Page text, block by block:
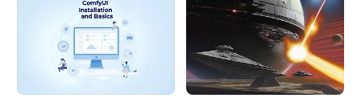
어 "Happy Anniversary"라는 제목의 아래 비디오가 실
재로 일어날 가능성이 있다고 생각하시는 분도 계신 것 같